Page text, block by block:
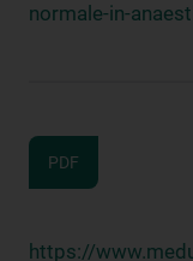
normale-in-
PDF
https://